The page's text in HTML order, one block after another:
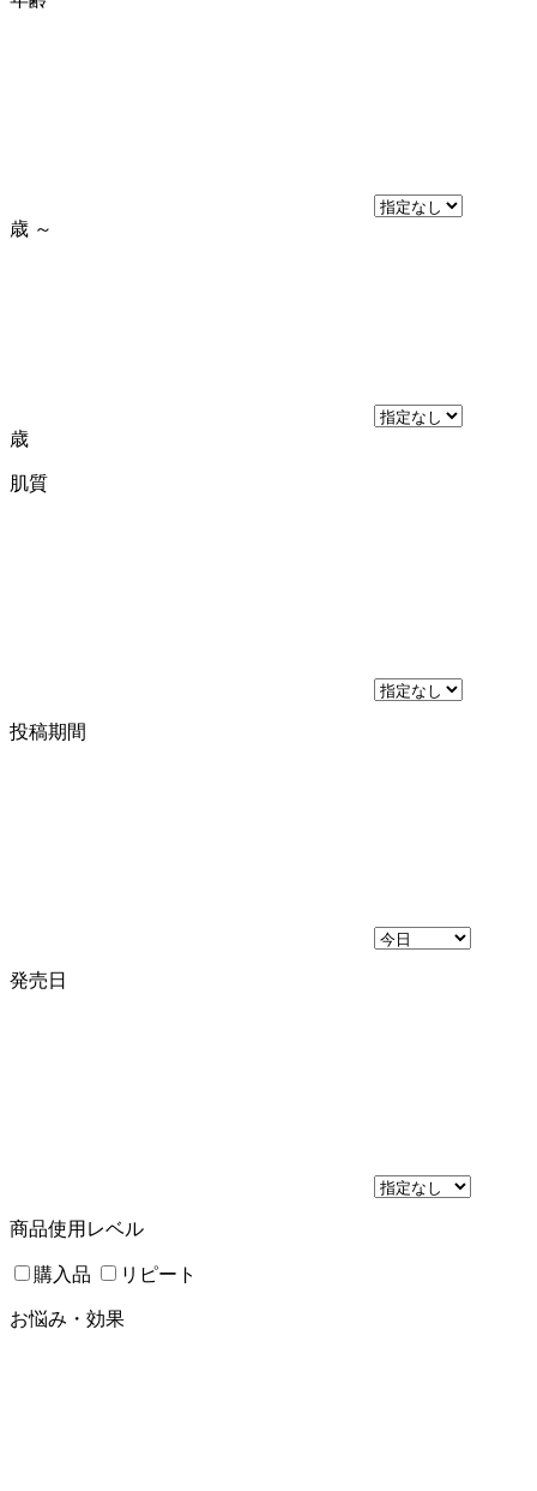
歳 ～
歳
肌質
投稿期間
発売日
商品使用レベル
購入品 リピート
お悩み・効果